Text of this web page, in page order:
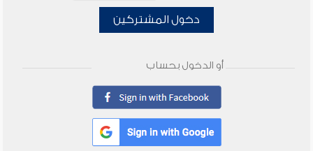
دخول المشتركين
أو الدخول بحساب